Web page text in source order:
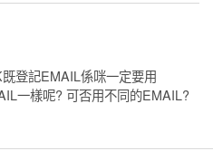
登記EMAIL係咪一定要用
一樣呢? 可否用不同的EMAIL?